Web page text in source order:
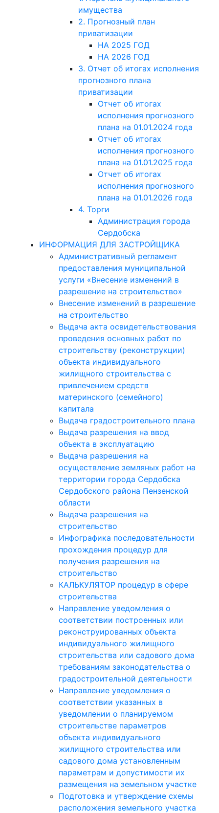
имущества
2. Прогнозный план
приватизации
НА 2025 ГОД
НА 2026 ГОД
3. Отчет об итогах исполнения
прогнозного плана
приватизации
Отчет об итогах
исполнения прогнозного
плана на 01.01.2024 года
Отчет об итогах
исполнения прогнозного
плана на 01.01.2025 года
Отчет об итогах
исполнения прогнозного
плана на 01.01.2026 года
4. Торги
Администрация города
Сердобска
ИНФОРМАЦИЯ ДЛЯ ЗАСТРОЙЩИКА
Административный регламент
предоставления муниципальной
услуги «Внесение изменений в
разрешение на строительство»
Внесение изменений в разрешение
на строительство
Выдача акта освидетельствования
проведения основных работ по
строительству (реконструкции)
объекта индивидуального
жилищного строительства с
привлечением средств
материнского (семейного)
капитала
Выдача градостроительного плана
Выдача разрешения на ввод
объекта в эксплуатацию
Выдача разрешения на
осуществление земляных работ на
территории города Сердобска
Сердобского района Пензенской
области
Выдача разрешения на
строительство
Инфографика последовательности
прохождения процедур для
получения разрешения на
строительство
КАЛЬКУЛЯТОР процедур в сфере
строительства
Направление уведомления о
соответствии построенных или
реконструированных объекта
индивидуального жилищного
строительства или садового дома
требованиям законодательства о
градостроительной деятельности
Направление уведомления о
соответствии указанных в
уведомлении о планируемом
строительстве параметров
объекта индивидуального
жилищного строительства или
садового дома установленным
параметрам и допустимости их
размещения на земельном участке
Подготовка и утверждение схемы
расположения земельного участка